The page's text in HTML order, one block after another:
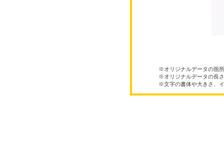
※オリジナルデータの箇
※オリジナルデータの長
※文字の書体や大きさ、